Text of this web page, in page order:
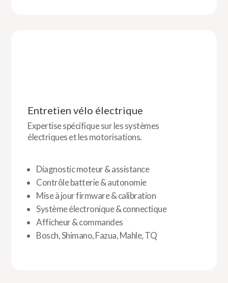
Entretien vélo électrique
Expertise spécifique sur les systèmes
électriques et les motorisations.
Diagnostic moteur & assistance
Contrôle batterie & autonomie
Mise à jour firmware & calibration
Système électronique & connectique
Afficheur & commandes
Bosch, Shimano, Fazua, Mahle, TQ